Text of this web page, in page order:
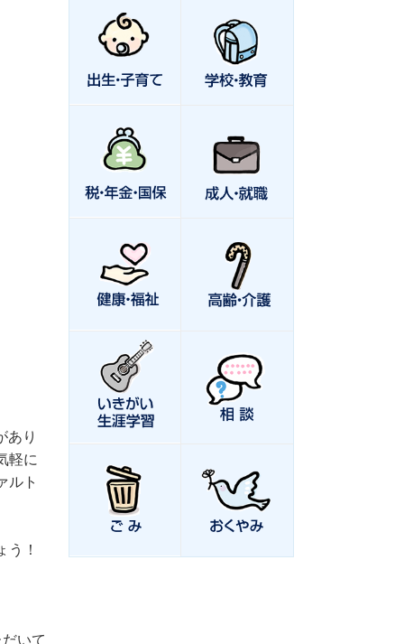
あり
軽に
ルト
う！
いて